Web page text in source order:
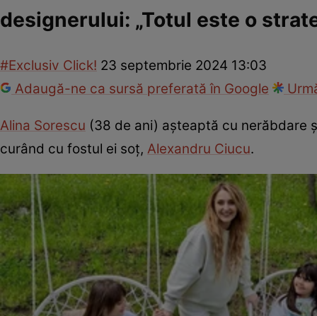
designerului: „Totul este o
#Exclusiv Click! 23 septembrie 2024 13:03
Adaugă-ne ca sursă preferată în Google
Alina Sorescu (38 de ani) așteaptă cu nerăbdare
curând cu fostul ei soț, Alexandru Ciucu.